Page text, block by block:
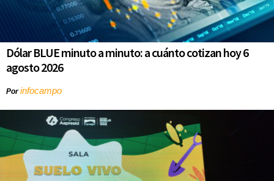
Dólar BLUE minuto a minuto: a cuánto cotizan hoy 6
agosto 2026
Porinfocampo